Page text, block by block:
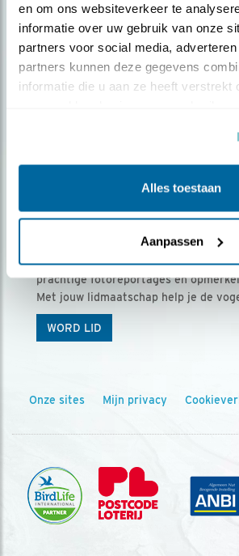
en om ons websiteverkeer te
informatie over uw gebruik van onze
partners voor social media,
partners kunnen deze gegevens
informatie die u aan ze heeft verstrekt
Alles toestaan
Aanpassen
Ontvang 5 x Vogels voor €
Vogels is het tijdschrift voor onze
prachtige fotoreportages en
Met jouw lidmaatschap help je de
WORD LID
Onze sites Mijn privacy